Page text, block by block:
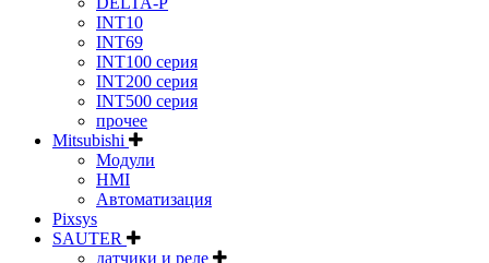
INT10
INT69
INT100 серия
INT200 серия
INT500 серия
прочее
Mitsubishi
Модули
HMI
Автоматизация
Pixsys
SAUTER
датчики и реле